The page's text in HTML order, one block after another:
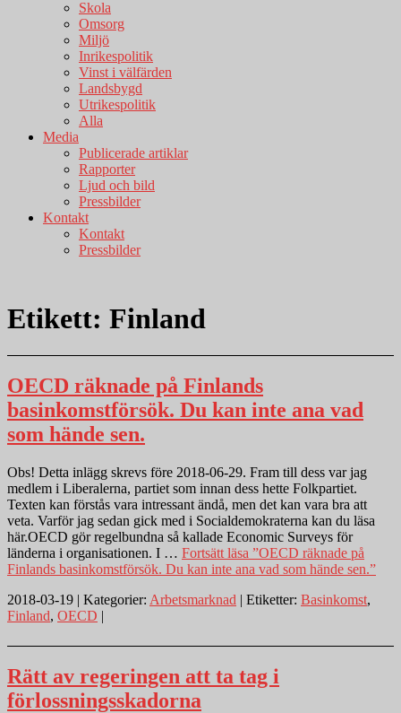
Skola
Omsorg
Miljö
Inrikespolitik
Vinst i välfärden
Landsbygd
Utrikespolitik
Alla
Media
Publicerade artiklar
Rapporter
Ljud och bild
Pressbilder
Kontakt
Kontakt
Pressbilder
Etikett: Finland
OECD räknade på Finlands
basinkomstförsök. Du kan inte ana vad
som hände sen.
Obs! Detta inlägg skrevs före 2018-06-29. Fram till dess var jag
medlem i Liberalerna, partiet som innan dess hette Folkpartiet.
Texten kan förstås vara intressant ändå, men det kan vara bra att
veta. Varför jag sedan gick med i Socialdemokraterna kan du läsa
här.OECD gör regelbundna så kallade Economic Surveys för
länderna i organisationen. I … Fortsätt läsa ”OECD räknade på
Finlands basinkomstförsök. Du kan inte ana vad som hände sen.”
2018-03-19 | Kategorier: Arbetsmarknad | Etiketter: Basinkomst,
Finland, OECD |
Rätt av regeringen att ta tag i
förlossningsskadorna